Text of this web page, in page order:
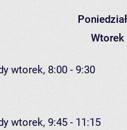
Wtorek
wtorek, 8:00 - 9:30
wtorek, 9:45 - 11:15